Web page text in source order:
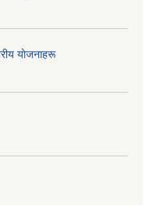
याेजनाहरू